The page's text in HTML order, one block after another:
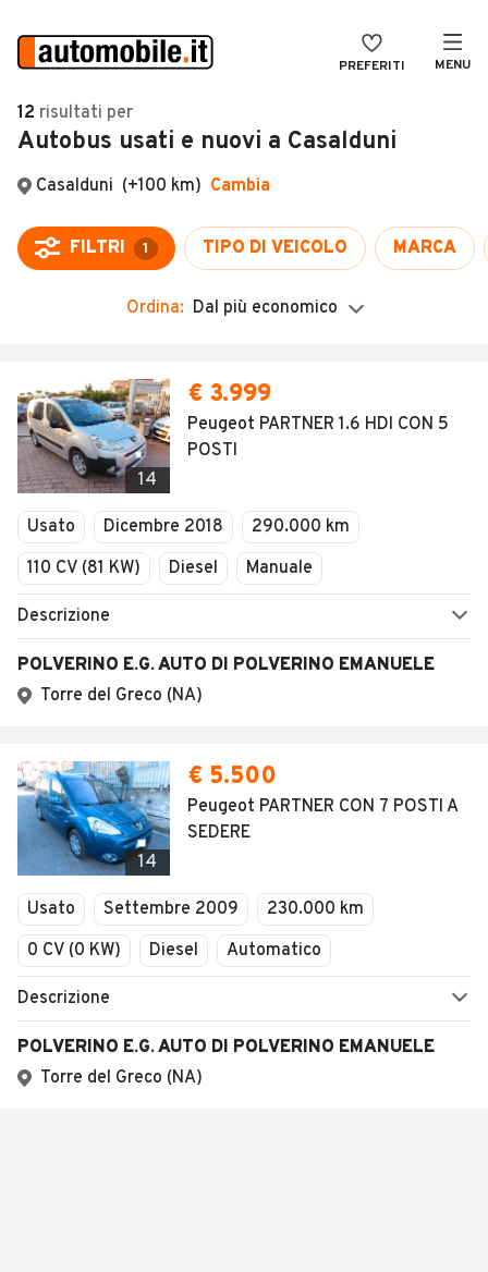
PREFERITI MENU
Auto
Auto usate
Auto Km 0
Auto Nuove
Noleggio a lungo termine
Moto
Camper
Veicoli Commerciali
Concessionari
VENDI
MAGAZINE
ACCEDI
12 risultati per
Autobus usati e nuovi a Casalduni
Casalduni (+100 km) Cambia
FILTRI 1 TIPO DI VEICOLO MARCA
Ordina: Dal più economico
14
€ 3.999
Peugeot PARTNER 1.6 HDI CON 5
POSTI
Usato Dicembre 2018
290.000 km
110 CV (81 KW)
Diesel Manuale
Descrizione
POLVERINO E.G. AUTO DI POLVERINO EMANUELE
Torre del Greco (NA)
14
€ 5.500
Peugeot PARTNER CON 7 POSTI A
SEDERE
Usato Settembre 2009
230.000 km
0 CV (0 KW)
Diesel Automatico
Descrizione
POLVERINO E.G. AUTO DI POLVERINO EMANUELE
Torre del Greco (NA)